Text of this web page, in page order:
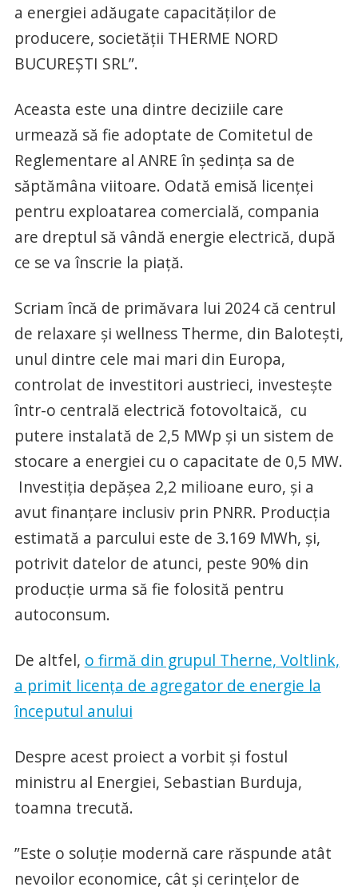
a energiei adăugate capacităților de
producere, societăţii THERME NORD
BUCUREȘTI SRL”.
Aceasta este una dintre deciziile care
urmează să fie adoptate de Comitetul de
Reglementare al ANRE în ședința sa de
săptămâna viitoare. Odată emisă licenţei
pentru exploatarea comercială, compania
are dreptul să vândă energie electrică, după
ce se va înscrie la piață.
Scriam încă de primăvara lui 2024 că centrul
de relaxare și wellness Therme, din Balotești,
unul dintre cele mai mari din Europa,
controlat de investitori austrieci, investește
într-o centrală electrică fotovoltaică, cu
putere instalată de 2,5 MWp și un sistem de
stocare a energiei cu o capacitate de 0,5 MW.
Investiția depășea 2,2 milioane euro, și a
avut finanțare inclusiv prin PNRR. Producția
estimată a parcului este de 3.169 MWh, și,
potrivit datelor de atunci, peste 90% din
producție urma să fie folosită pentru
autoconsum.
De altfel, o firmă din grupul Therne, Voltlink,
a primit licența de agregator de energie la
începutul anului
Despre acest proiect a vorbit și fostul
ministru al Energiei, Sebastian Burduja,
toamna trecută.
”Este o soluție modernă care răspunde atât
nevoilor economice, cât și cerințelor de